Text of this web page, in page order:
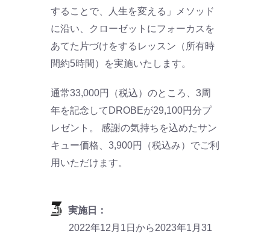
することで、人生を変える」メソッド
に沿い、クローゼットにフォーカスを
あてた片づけをするレッスン（所有時
間約5時間）を実施いたします。
通常33,000円（税込）のところ、3周
年を記念してDROBEが29,100円分プ
レゼント。 感謝の気持ちを込めたサン
キュー価格、3,900円（税込み）でご利
用いただけます。
実施日：
2022年12月1日から2023年1月31